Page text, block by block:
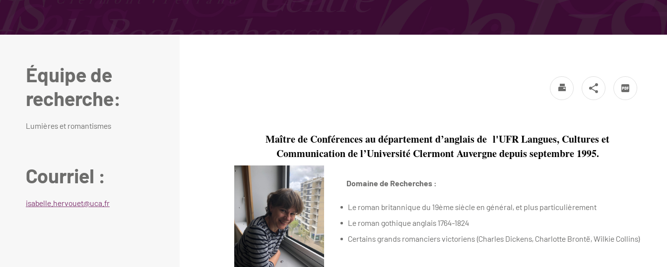
Maître de Conférences au département d’anglais de l'UFR Langues, Cultures et
Communication de l’Université Clermont Auvergne depuis septembre 1995.
Domaine de Recherches :
Le roman britannique du 19ème siècle en général, et plus particulièrement
Le roman gothique anglais 1764-1824
Certains grands romanciers victoriens (Charles Dickens, Charlotte Brontë, Wilkie Collins)
Équipe de
recherche:
Lumières et romantismes
Courriel :
isabelle.hervouet@uca.fr